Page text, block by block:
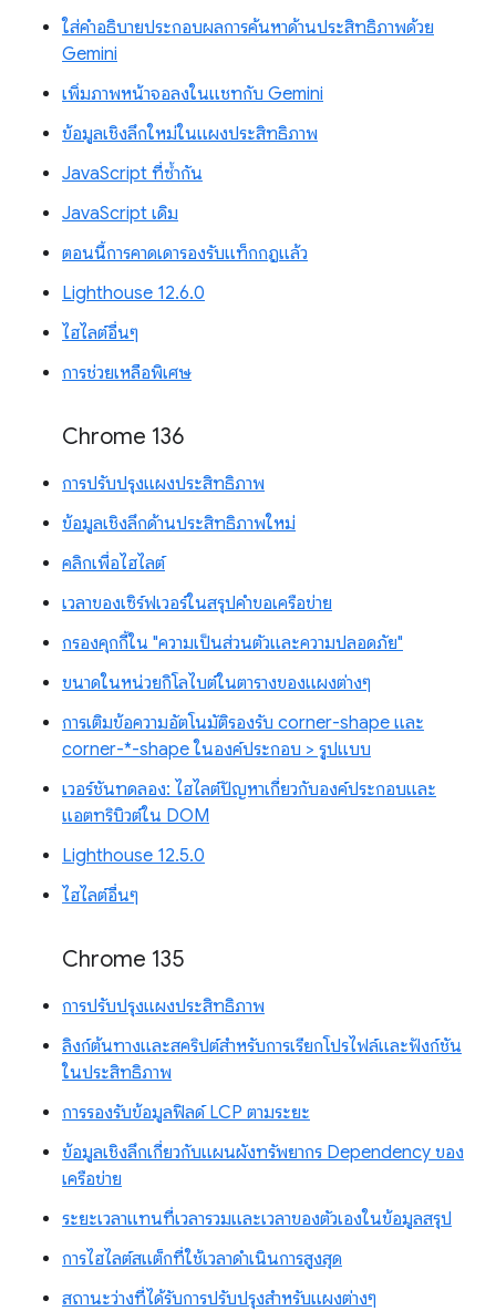
ใส่คำอธิบายประกอบผลการค้นหาด้านประสิทธิภาพด้วย
Gemini
เพิ่มภาพหน้าจอลงในแชทกับ Gemini
ข้อมูลเชิงลึกใหม่ในแผงประสิทธิภาพ
JavaScript ที่ซ้ำกัน
JavaScript เดิม
ตอนนี้การคาดเดารองรับแท็กกฎแล้ว
Lighthouse 12.6.0
ไฮไลต์อื่นๆ
การช่วยเหลือพิเศษ
Chrome 136
การปรับปรุงแผงประสิทธิภาพ
ข้อมูลเชิงลึกด้านประสิทธิภาพใหม่
คลิกเพื่อไฮไลต์
เวลาของเซิร์ฟเวอร์ในสรุปคำขอเครือข่าย
กรองคุกกี้ใน "ความเป็นส่วนตัวและความปลอดภัย"
ขนาดในหน่วยกิโลไบต์ในตารางของแผงต่างๆ
การเติมข้อความอัตโนมัติรองรับ corner-shape และ
corner-*-shape ในองค์ประกอบ > รูปแบบ
เวอร์ชันทดลอง: ไฮไลต์ปัญหาเกี่ยวกับองค์ประกอบและ
แอตทริบิวต์ใน DOM
Lighthouse 12.5.0
ไฮไลต์อื่นๆ
Chrome 135
การปรับปรุงแผงประสิทธิภาพ
ลิงก์ต้นทางและสคริปต์สำหรับการเรียกโปรไฟล์และฟังก์ชัน
ในประสิทธิภาพ
การรองรับข้อมูลฟิลด์ LCP ตามระยะ
ข้อมูลเชิงลึกเกี่ยวกับแผนผังทรัพยากร Dependency ของ
เครือข่าย
ระยะเวลาแทนที่เวลารวมและเวลาของตัวเองในข้อมูลสรุป
การไฮไลต์สแต็กที่ใช้เวลาดำเนินการสูงสุด
สถานะว่างที่ได้รับการปรับปรุงสำหรับแผงต่างๆ